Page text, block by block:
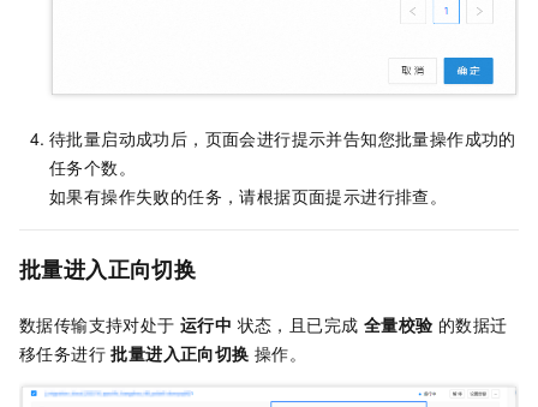
待批量启动成功后，页面会进行提示并告知您批量操作成功的
任务个数。
如果有操作失败的任务，请根据页面提示进行排查。
批量进入正向切换
数据传输支持对处于 运行中 状态，且已完成 全量校验 的数据迁
移任务进行批量进入正向切换 操作。